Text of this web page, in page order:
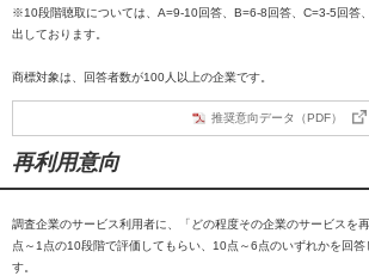
※10段階聴取については、A=9-10回答、B=6-8回答、C=3-5回答
出しております。
商標対象は、回答者数が100人以上の企業です。
推奨意向データ（PDF）
再利用意向
調査企業のサービス利用者に、「どの程度その企業のサービスを
点～1点の10段階で評価してもらい、10点～6点のいずれかを回答
す。